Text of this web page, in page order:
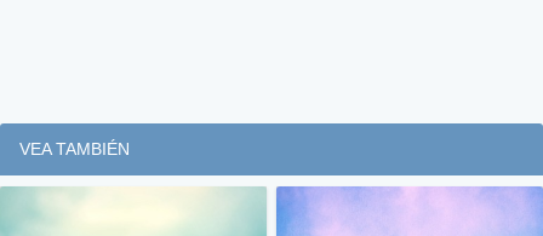
VEA TAMBIÉN